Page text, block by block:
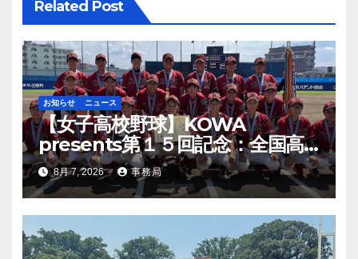
Related Post
お知らせ ニュース
【女子高校野球】KOWA
presents第１５回記念：全国高
等学校女子硬式野球ユース大会開
幕
8月 7, 2026 事務局